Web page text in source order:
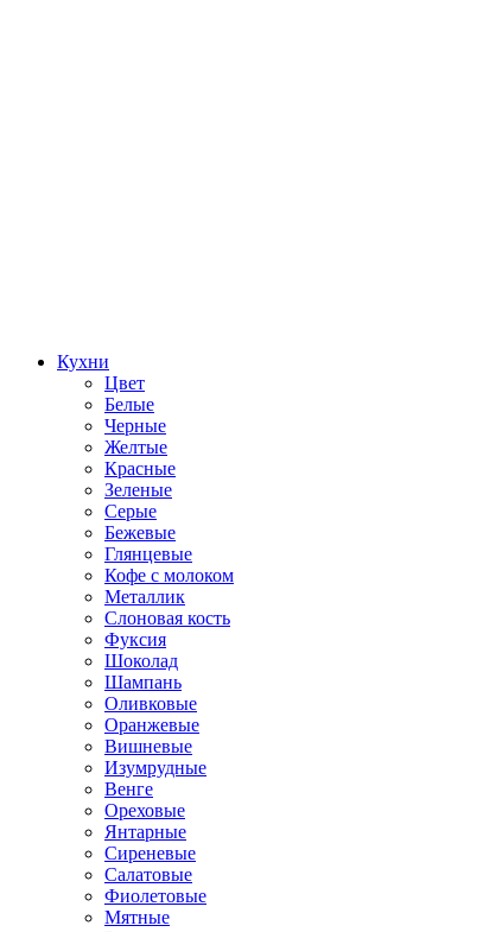
Кухни
Цвет
Белые
Черные
Желтые
Красные
Зеленые
Серые
Бежевые
Глянцевые
Кофе с молоком
Металлик
Слоновая кость
Фуксия
Шоколад
Шампань
Оливковые
Оранжевые
Вишневые
Изумрудные
Венге
Ореховые
Янтарные
Сиреневые
Салатовые
Фиолетовые
Мятные